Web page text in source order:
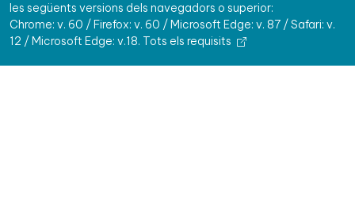
les següents versions dels navegadors o superior:
Chrome: v. 60 / Firefox: v. 60 / Microsoft Edge: v. 87 / Safari: v.
12 / Microsoft Edge: v.18. Tots els requisits